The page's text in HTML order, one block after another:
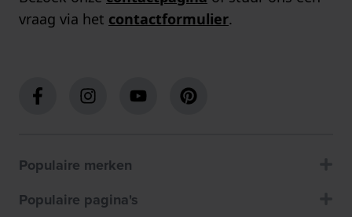
vraag via het contactformulier.
Populaire merken
Populaire pagina's